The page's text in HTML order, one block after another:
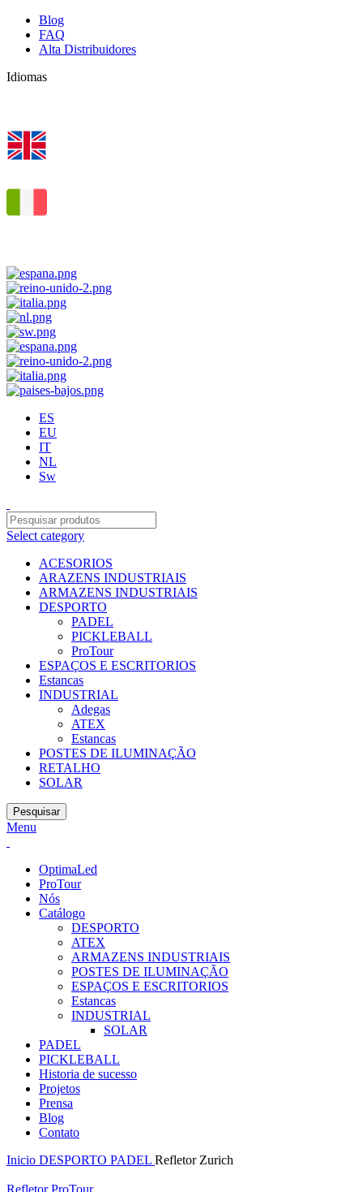
Blog
FAQ
Alta Distribuidores
Idiomas
ES
EU
IT
NL
Sw
Select category
ACESORIOS
ARAZENS INDUSTRIAIS
ARMAZENS INDUSTRIAIS
DESPORTO
PADEL
PICKLEBALL
ProTour
ESPAÇOS E ESCRITORIOS
Estancas
INDUSTRIAL
Adegas
ATEX
Estancas
POSTES DE ILUMINAÇÃO
RETALHO
SOLAR
Pesquisar
Menu
OptimaLed
ProTour
Nós
Catálogo
DESPORTO
ATEX
ARMAZENS INDUSTRIAIS
POSTES DE ILUMINAÇÃO
ESPAÇOS E ESCRITORIOS
Estancas
INDUSTRIAL
SOLAR
PADEL
PICKLEBALL
Historia de sucesso
Projetos
Prensa
Blog
Contato
Inicio DESPORTO PADEL Refletor Zurich
Refletor ProTour